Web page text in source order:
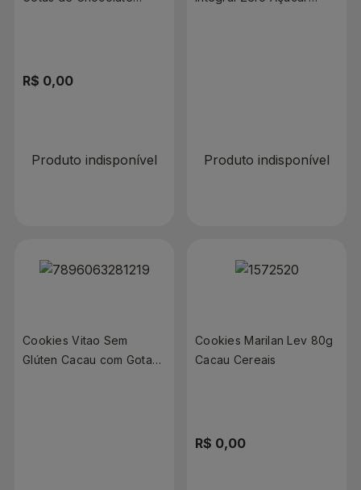
R$ 0,00
Produto indisponível Produto indisponível
Cookies Vitao Sem
Glúten Cacau com Gotas
Cookies Marilan Lev 80g
Cacau Cereais
R$ 0,00